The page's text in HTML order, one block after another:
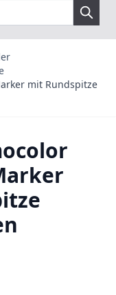
mit Rundspitze